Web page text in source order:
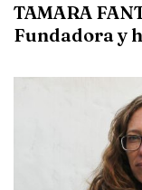
TAMARA
Fundadora y